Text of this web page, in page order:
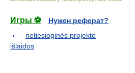
Игры ⚽
Нужен реферат?
netiesioginės projekto
išlaidos